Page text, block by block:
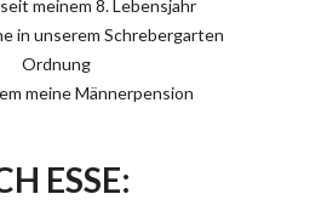
meinem 8. Lebensjahr
in unserem Schrebergarten
Ordnung
meine Männerpension
ESSE: